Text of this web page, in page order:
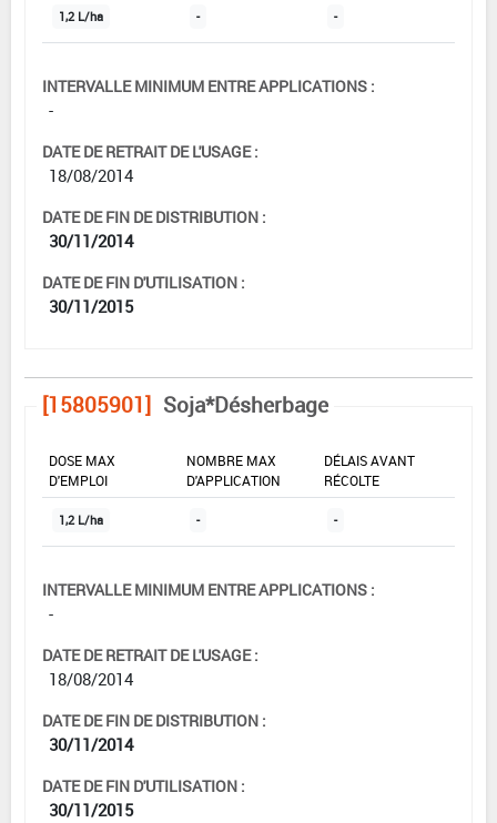
1,2 L/ha - -
INTERVALLE MINIMUM ENTRE APPLICATIONS :
-
DATE DE RETRAIT DE L'USAGE :
18/08/2014
DATE DE FIN DE DISTRIBUTION :
30/11/2014
DATE DE FIN D'UTILISATION :
30/11/2015
[15805901] Soja*Désherbage
DOSE MAX
D'EMPLOI
NOMBRE MAX
D'APPLICATION
DÉLAIS AVANT
RÉCOLTE
1,2 L/ha - -
INTERVALLE MINIMUM ENTRE APPLICATIONS :
-
DATE DE RETRAIT DE L'USAGE :
18/08/2014
DATE DE FIN DE DISTRIBUTION :
30/11/2014
DATE DE FIN D'UTILISATION :
30/11/2015